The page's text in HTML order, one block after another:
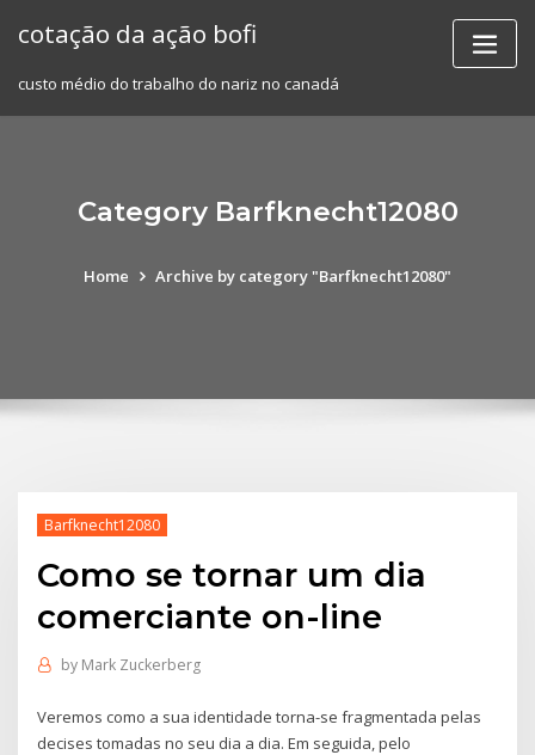
cotação da ação bofi
custo médio do trabalho do nariz no canadá
Category Barfknecht12080
Home Archive by category "Barfknecht12080"
Barfknecht12080
Como se tornar um dia
comerciante on-line
by Mark Zuckerberg
Veremos como a sua identidade torna-se fragmentada pelas
decises tomadas no seu dia a dia. Em seguida, pelo